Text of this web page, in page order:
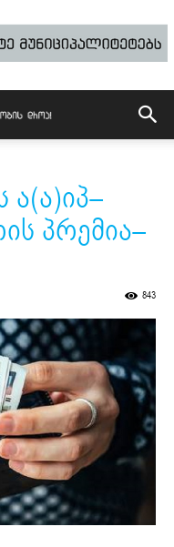
ა(ა)იპ–
პრემია–
843